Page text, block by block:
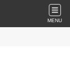
MENU